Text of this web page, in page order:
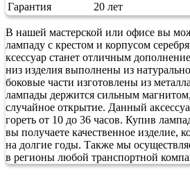
Гарантия
20 лет
В нашей мастерской или офисе вы
лампаду с крестом и корпусом
ксессуар станет отличным
низ изделия выполнены из
боковые части изготовлены из
лампады держится сильным
случайное открытие. Данный
гореть от 10 до 36 часов. Купив
вы получаете качественное изделие,
на долгие годы. Также мы
в регионы любой транспортной